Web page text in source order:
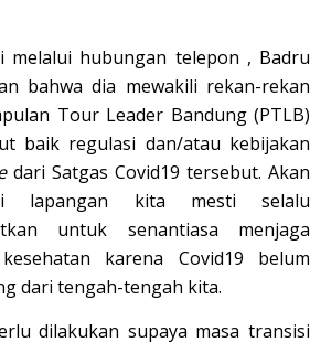
melalui hubungan telepon , Badru
bahwa dia mewakili rekan-rekan
Tour Leader Bandung (PTLB)
baik regulasi dan/atau kebijakan
dari Satgas Covid19 tersebut. Akan
lapangan kita mesti selalu
untuk senantiasa menjaga
karena Covid19 belum
dari tengah-tengah kita.
dilakukan supaya masa transisi